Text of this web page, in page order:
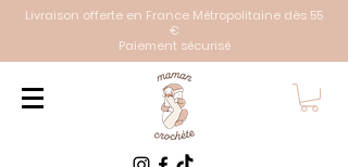
Livraison offerte en France Métropolitaine dès 55
€
Paiement sécurisé